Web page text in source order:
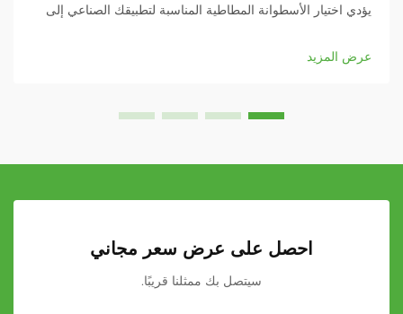
يؤدي اختيار الأسطوانة المطاطية المناسبة لتطبيقك الصناعي إلى
سواء كنت تعمل في مجال الطباعة...
عرض المزيد
احصل على عرض سعر مجاني
سيتصل بك ممثلنا قريبًا.